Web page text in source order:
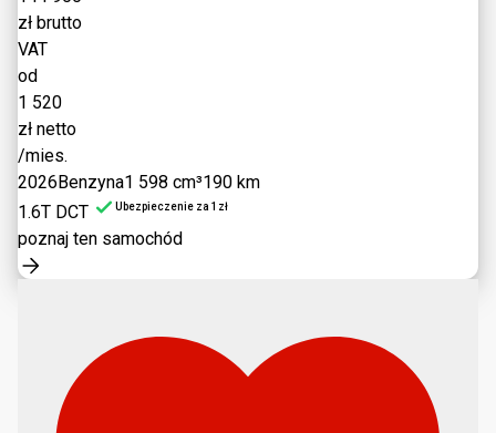
zł brutto
VAT
od
1 520
zł netto
/mies.
2026Benzyna1 598 cm³190 km
1.6T DCT
Ubezpieczenie za 1zł
poznaj ten samochód